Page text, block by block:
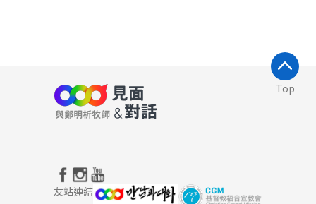
Top
友站連結